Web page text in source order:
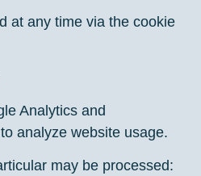
at any time via the cookie
Analytics and
analyze website usage.
may be processed: